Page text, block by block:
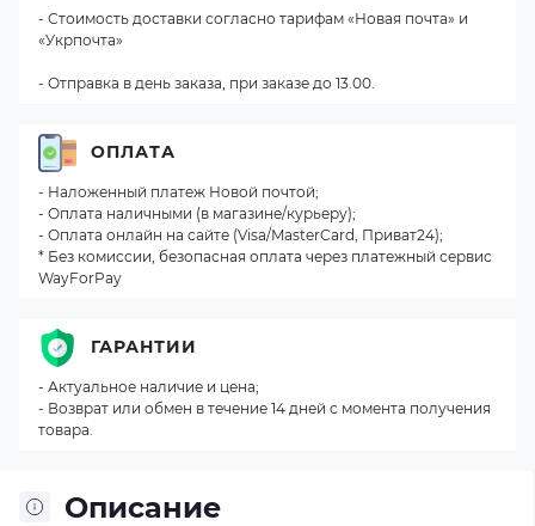
Описание
- Стоимость доставки согласно тарифам «Новая почта» и
«Укрпочта»
- Отправка в день заказа, при заказе до 13.00.
ОПЛАТА
- Наложенный платеж Новой почтой;
- Оплата наличными (в магазине/курьеру);
- Оплата онлайн на сайте (Visa/MasterCard, Приват24);
* Без комиссии, безопасная оплата через платежный сервис
WayForPay
ГАРАНТИИ
- Актуальное наличие и цена;
- Возврат или обмен в течение 14 дней с момента получения
товара.